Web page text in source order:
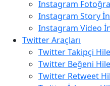
Instagram
Instagram Story
Instagram Video
Twitter Araçları
Twitter Takipçi
Twitter Beğeni
Twitter Retweet